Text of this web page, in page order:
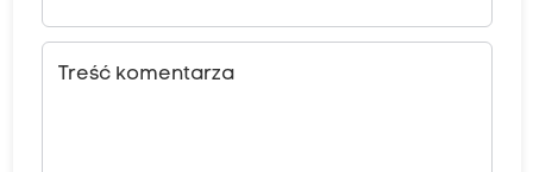
Treść komentarza